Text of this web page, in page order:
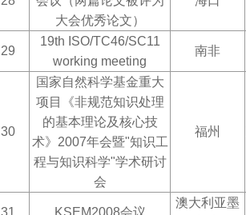
大会优秀论文）
29
19th ISO/TC46/SC11
working meeting
南非
30
国家自然科学基金重大
项目《非规范知识处理
的基本理论及核心技
术》2007年会暨"知识工
程与知识科学"学术研讨
会
福州
31 KSEM2008会议
澳大利亚墨